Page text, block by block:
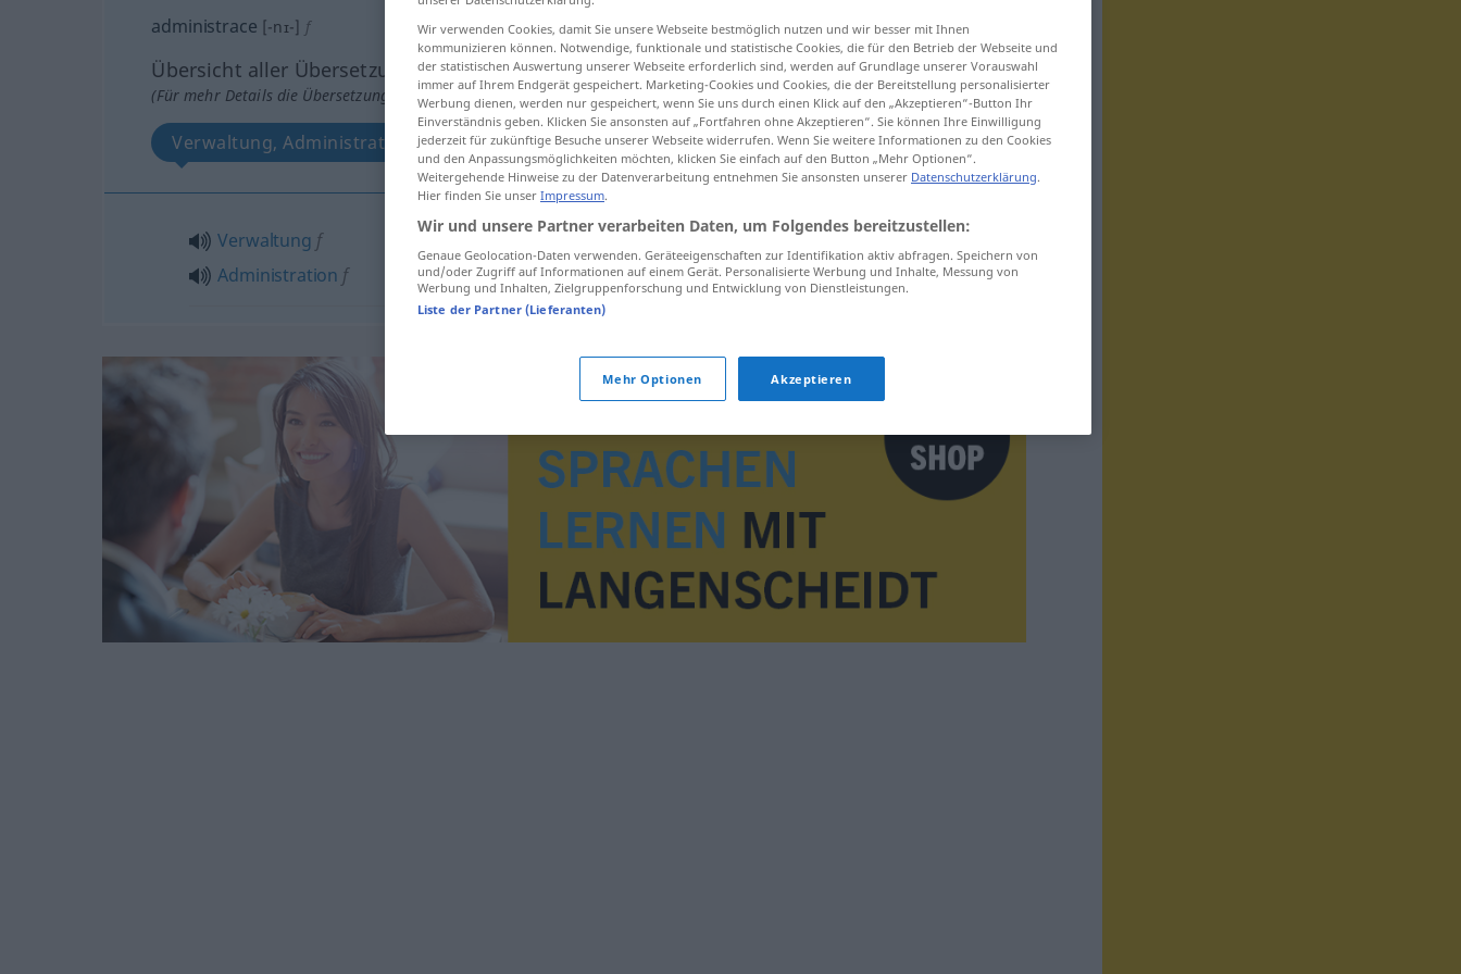
administrace [-nɪ-] f
Übersicht aller Übersetzungen
(Für mehr Details die Übersetzung anklicken/antippen)
Verwaltung, Administration
Verwaltung f
Administration f
administrace
Wir verwenden Cookies, damit Sie unsere Webseite bestmöglich nutzen und wir besser mit Ihnen
kommunizieren können. Notwendige, funktionale und statistische Cookies, die für den Betrieb der Webseite und
der statistischen Auswertung unserer Webseite erforderlich sind, werden auf Grundlage unserer Vorauswahl
immer auf Ihrem Endgerät gespeichert. Marketing-Cookies und Cookies, die der Bereitstellung personalisierter
Werbung dienen, werden nur gespeichert, wenn Sie uns durch einen Klick auf den „Akzeptieren“-Button Ihr
Einverständnis geben. Klicken Sie ansonsten auf „Fortfahren ohne Akzeptieren“. Sie können Ihre Einwilligung
jederzeit für zukünftige Besuche unserer Webseite widerrufen. Wenn Sie weitere Informationen zu den Cookies
und den Anpassungsmöglichkeiten möchten, klicken Sie einfach auf den Button „Mehr Optionen“.
Weitergehende Hinweise zu der Datenverarbeitung entnehmen Sie ansonsten unserer Datenschutzerklärung.
Hier finden Sie unser Impressum.
Wir und unsere Partner verarbeiten Daten, um Folgendes bereitzustellen:
Genaue Geolocation-Daten verwenden. Geräteeigenschaften zur Identifikation aktiv abfragen. Speichern von
und/oder Zugriff auf Informationen auf einem Gerät. Personalisierte Werbung und Inhalte, Messung von
Werbung und Inhalten, Zielgruppenforschung und Entwicklung von Dienstleistungen.
Liste der Partner (Lieferanten)
Mehr Optionen Akzeptieren